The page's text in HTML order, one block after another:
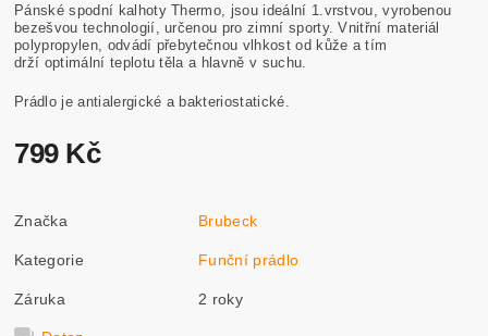
Pánské spodní kalhoty Thermo, jsou ideální 1.vrstvou, vyrobenou
bezešvou technologií, určenou pro zimní sporty. Vnitřní materiál
polypropylen, odvádí přebytečnou vlhkost od kůže a tím
drží optimální teplotu těla a hlavně v suchu.
Prádlo je antialergické a bakteriostatické.
799 Kč
Značka Brubeck
Kategorie Funční prádlo
Záruka 2 roky